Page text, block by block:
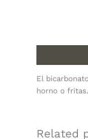
El
horno o fritas.
Related